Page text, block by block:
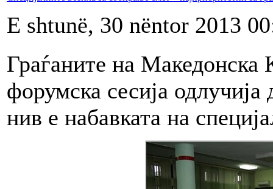
E shtunë, 30 nëntor 2013
Граѓаните на Македонска
форумска сесија одлучија
нив е набавката на